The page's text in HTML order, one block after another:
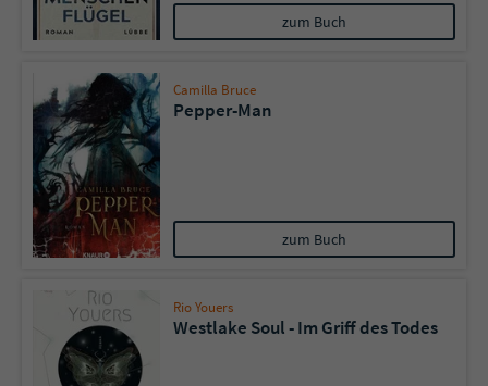
zum Buch
Camilla Bruce
Pepper-Man
zum Buch
Rio Youers
Westlake Soul - Im Griff des Todes